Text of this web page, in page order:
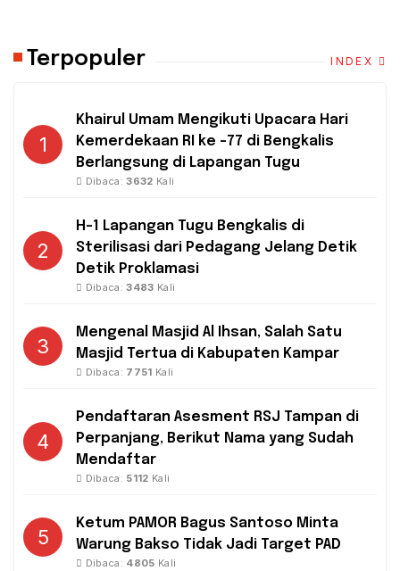
Terpopuler INDEX
1
Khairul Umam Mengikuti Upacara Hari
Kemerdekaan RI ke -77 di Bengkalis
Berlangsung di Lapangan Tugu
Dibaca:3632 Kali
2
H-1 Lapangan Tugu Bengkalis di
Sterilisasi dari Pedagang Jelang Detik
Detik Proklamasi
Dibaca:3483 Kali
3
Mengenal Masjid Al Ihsan, Salah Satu
Masjid Tertua di Kabupaten Kampar
Dibaca: 7751 Kali
4
Pendaftaran Asesment RSJ Tampan di
Perpanjang, Berikut Nama yang Sudah
Mendaftar
Dibaca: 5112 Kali
5
Ketum PAMOR Bagus Santoso Minta
Warung Bakso Tidak Jadi Target PAD
Dibaca: 4805 Kali